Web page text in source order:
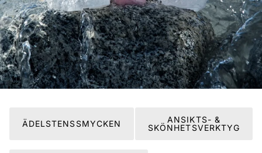
ÄDELSTENSSMYCKEN
ANSIKTS- &
SKÖNHETSVERKTYG